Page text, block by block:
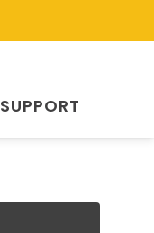
SUPPORT